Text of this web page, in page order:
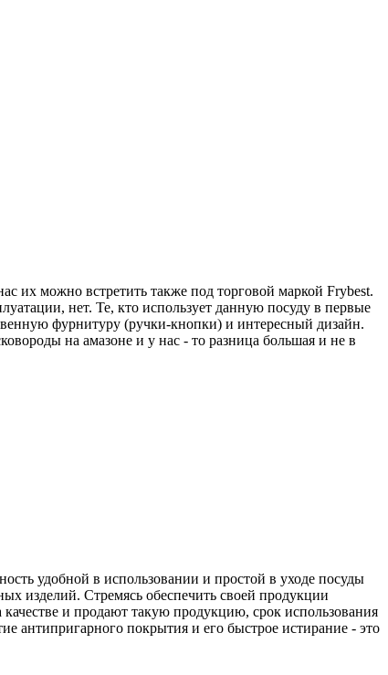
их можно встретить также под торговой маркой Frybest.
нет. Те, кто использует данную посуду в первые
фурнитуру (ручки-кнопки) и интересный дизайн.
на амазоне и у нас - то разница большая и не в
удобной в использовании и простой в уходе посуды
изделий. Стремясь обеспечить своей продукции
и продают такую продукцию, срок использования
антипригарного покрытия и его быстрое истирание - это